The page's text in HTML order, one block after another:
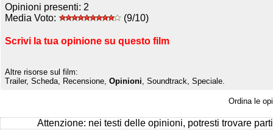
Opinioni presenti: 2
Media Voto:
(9/10)
Scrivi la tua opinione su questo film
Altre risorse sul film:
Trailer, Scheda, Recensione, Opinioni , Soundtrack, Speciale.
Ordina le
Attenzione: nei testi delle opinioni, potresti trovare